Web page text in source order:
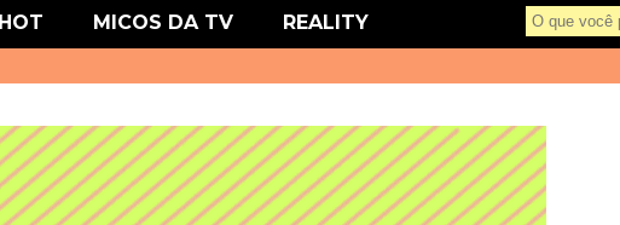
>
HOT MICOS DA TV REALITY